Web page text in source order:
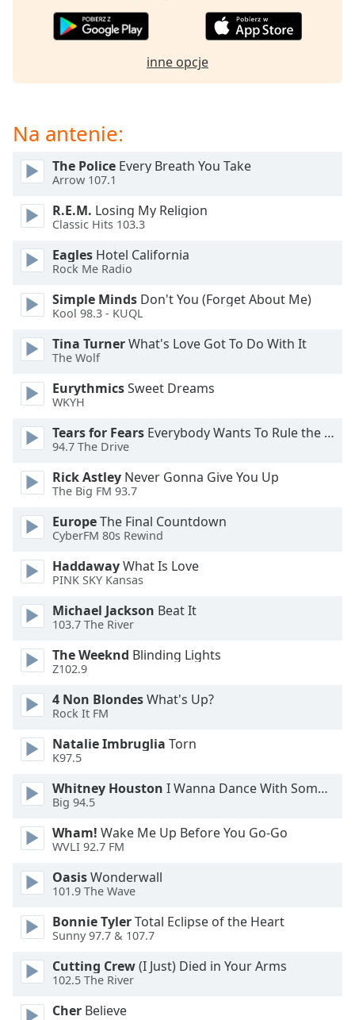
dialog
subtitles
Picture-
Picture
Fullscreen
This
modal
window.
Beginning
dialog
window.
Escape
and
close
window.
Text
Color
Opacity
Text
Background
Color
Opacity
Caption
Background
Color
Size
Text
Edge
Style
inne opcje
Na antenie:
The Police Every Breath You Take
Arrow 107.1
R.E.M. Losing My Religion
Classic Hits 103.3
Eagles Hotel California
Rock Me Radio
Simple Minds Don't You (Forget About Me)
Kool 98.3 - KUQL
Tina TurnerWhat's Love Got To Do With It
The Wolf
EurythmicsSweet Dreams
WKYH
Tears for Fears Everybody Wants To Rule the World
94.7 The Drive
Rick Astley Never Gonna Give You Up
The Big FM 93.7
EuropeThe Final Countdown
CyberFM 80s Rewind
HaddawayWhat Is Love
PINK SKY Kansas
Michael Jackson Beat It
103.7 The River
The Weeknd Blinding Lights
Z102.9
4 Non BlondesWhat's Up?
Rock It FM
Natalie Imbruglia Torn
K97.5
Whitney Houston I Wanna Dance With Somebody
Big 94.5
Wham! Wake Me Up Before You Go-Go
WVLI 92.7 FM
OasisWonderwall
101.9 The Wave
Bonnie TylerTotal Eclipse of the Heart
Sunny 97.7 & 107.7
Cutting Crew(I Just) Died in Your Arms
102.5 The River
Cher Believe